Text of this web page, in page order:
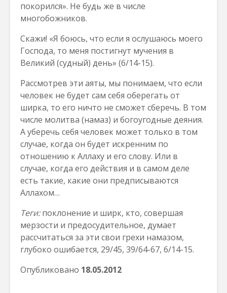
покорился». Не будь же в числе
многобожников.
Скажи! «Я боюсь, что если я ослушаюсь моего
Господа, то меня постигнут мучения в
Великий (судный) день» (6/14-15).
Рассмотрев эти аяты, мы понимаем, что если
человек не будет сам себя оберегать от
ширка, то его ничто не сможет сберечь. В том
числе молитва (намаз) и богоугодные деяния.
А уберечь себя человек может только в том
случае, когда он будет искренним по
отношению к Аллаху и его слову. Или в
случае, когда его действия и в самом деле
есть такие, какие они предписываются
Аллахом…
Теги:поклонение и ширк, кто, совершая
мерзости и предосудительное, думает
рассчитаться за эти свои грехи намазом,
глубоко ошибается, 29/45, 39/64-67, 6/14-15.
Опубликовано 18.05.2012